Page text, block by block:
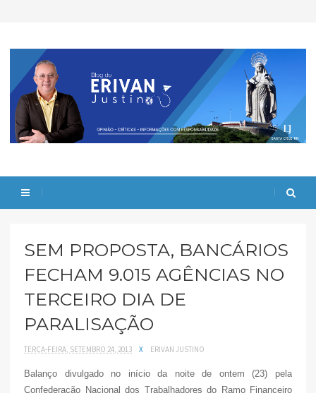
SEM PROPOSTA, BANCÁRIOS
FECHAM 9.015 AGÊNCIAS NO
TERCEIRO DIA DE
PARALISAÇÃO
TERÇA-FEIRA, SETEMBRO 24, 2013 X ERIVAN JUSTINO
Balanço divulgado no início da noite de ontem (23) pela
Confederação Nacional dos Trabalhadores do Ramo Financeiro